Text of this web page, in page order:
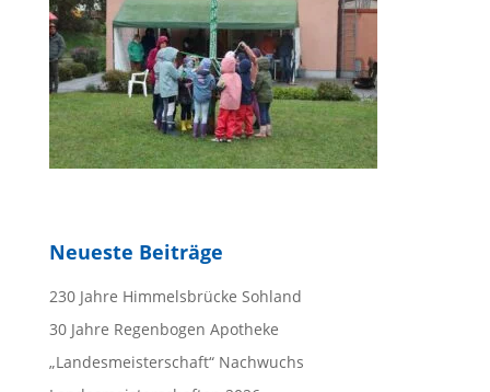
Neueste Beiträge
230 Jahre Himmelsbrücke Sohland
30 Jahre Regenbogen Apotheke
„Landesmeisterschaft“ Nachwuchs